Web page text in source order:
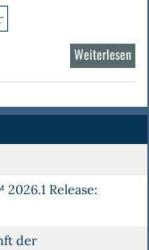
Weiterlesenüber
Release:
der